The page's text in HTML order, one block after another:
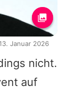
nicht.
auf
Januar 2026